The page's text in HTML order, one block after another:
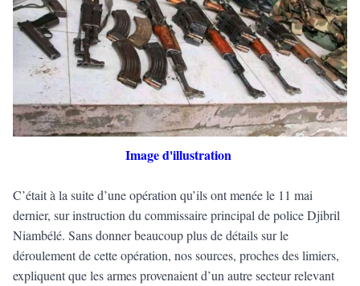
Image d'illustration
C’était à la suite d’une opération qu’ils ont menée le 11 mai
dernier, sur instruction du commissaire principal de police Djibril
Niambélé. Sans donner beaucoup plus de détails sur le
déroulement de cette opération, nos sources, proches des limiers,
expliquent que les armes provenaient d’un autre secteur relevant